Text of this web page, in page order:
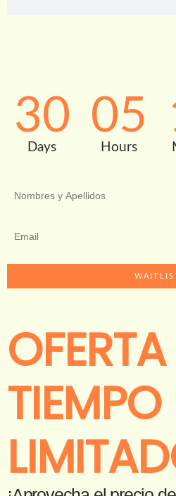
30
Days
05
Hours
TIEMPO